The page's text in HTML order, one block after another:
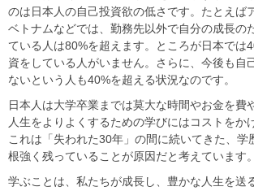
のは日本人の自己投資欲の低さです。たとえば
ベトナムなどでは、勤務先以外で自分の成長の
ている人は80%を超えます。ところが日本では
資をしている人がいません。さらに、今後も自
ないという人も40%を超える状況なのです。​
日本人は大学卒業までは莫大な時間やお金を費
人生をよりよくするための学びにはコストをか
これは「失われた30年」の間に続いてきた、学
根強く残っていることが原因だと考えています。​
学ぶことは、私たちが成長し、豊かな人生を送